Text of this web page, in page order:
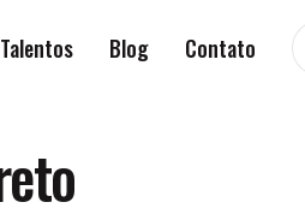
Blog Contato